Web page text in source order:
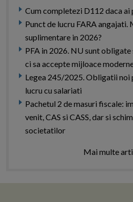
Cum completezi D112 daca ai
Punct de lucru FARA
suplimentare in 2026?
PFA in 2026. NU sunt
ci sa accepte mijloace
Legea 245/2025. Obligatii noi
lucru cu salariati
Pachetul 2 de masuri fiscale:
venit, CAS si CASS, dar si
societatilor
Mai multe